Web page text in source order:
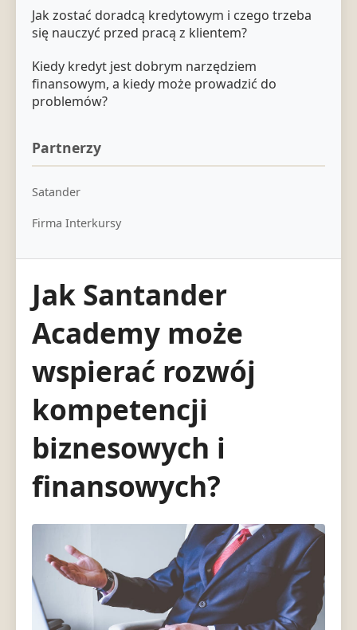
Jak zostać doradcą kredytowym i czego trzeba
się nauczyć przed pracą z klientem?
Kiedy kredyt jest dobrym narzędziem
finansowym, a kiedy może prowadzić do
problemów?
Partnerzy
Satander
Firma Interkursy
Jak Santander
Academy może
wspierać rozwój
kompetencji
biznesowych i
finansowych?